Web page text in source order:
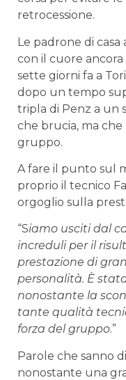
retrocessione.
Le padrone di
con il cuore
sette giorni fa a
dopo un tempo
tripla di Penz a un
che brucia, ma
gruppo.
A fare il punto sul
proprio il tecnico
orgoglio sulla
“Siamo usciti dal
increduli per il
prestazione di
personalità. È
nonostante la
tante qualità
forza del gruppo.”
Parole che sanno
nonostante una